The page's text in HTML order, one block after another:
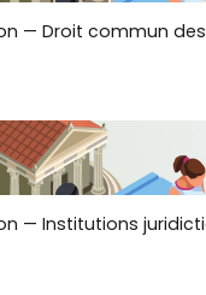
— Droit commun
— Institutions